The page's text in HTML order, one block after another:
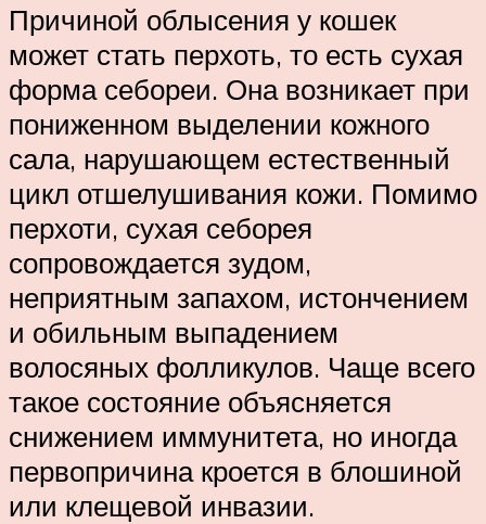
Причиной облысения у кошек
может стать перхоть, то есть сухая
форма себореи. Она возникает при
пониженном выделении кожного
сала, нарушающем естественный
цикл отшелушивания кожи. Помимо
перхоти, сухая себорея
сопровождается зудом,
неприятным запахом, истончением
и обильным выпадением
волосяных фолликулов. Чаще всего
такое состояние объясняется
снижением иммунитета, но иногда
первопричина кроется в блошиной
или клещевой инвазии.